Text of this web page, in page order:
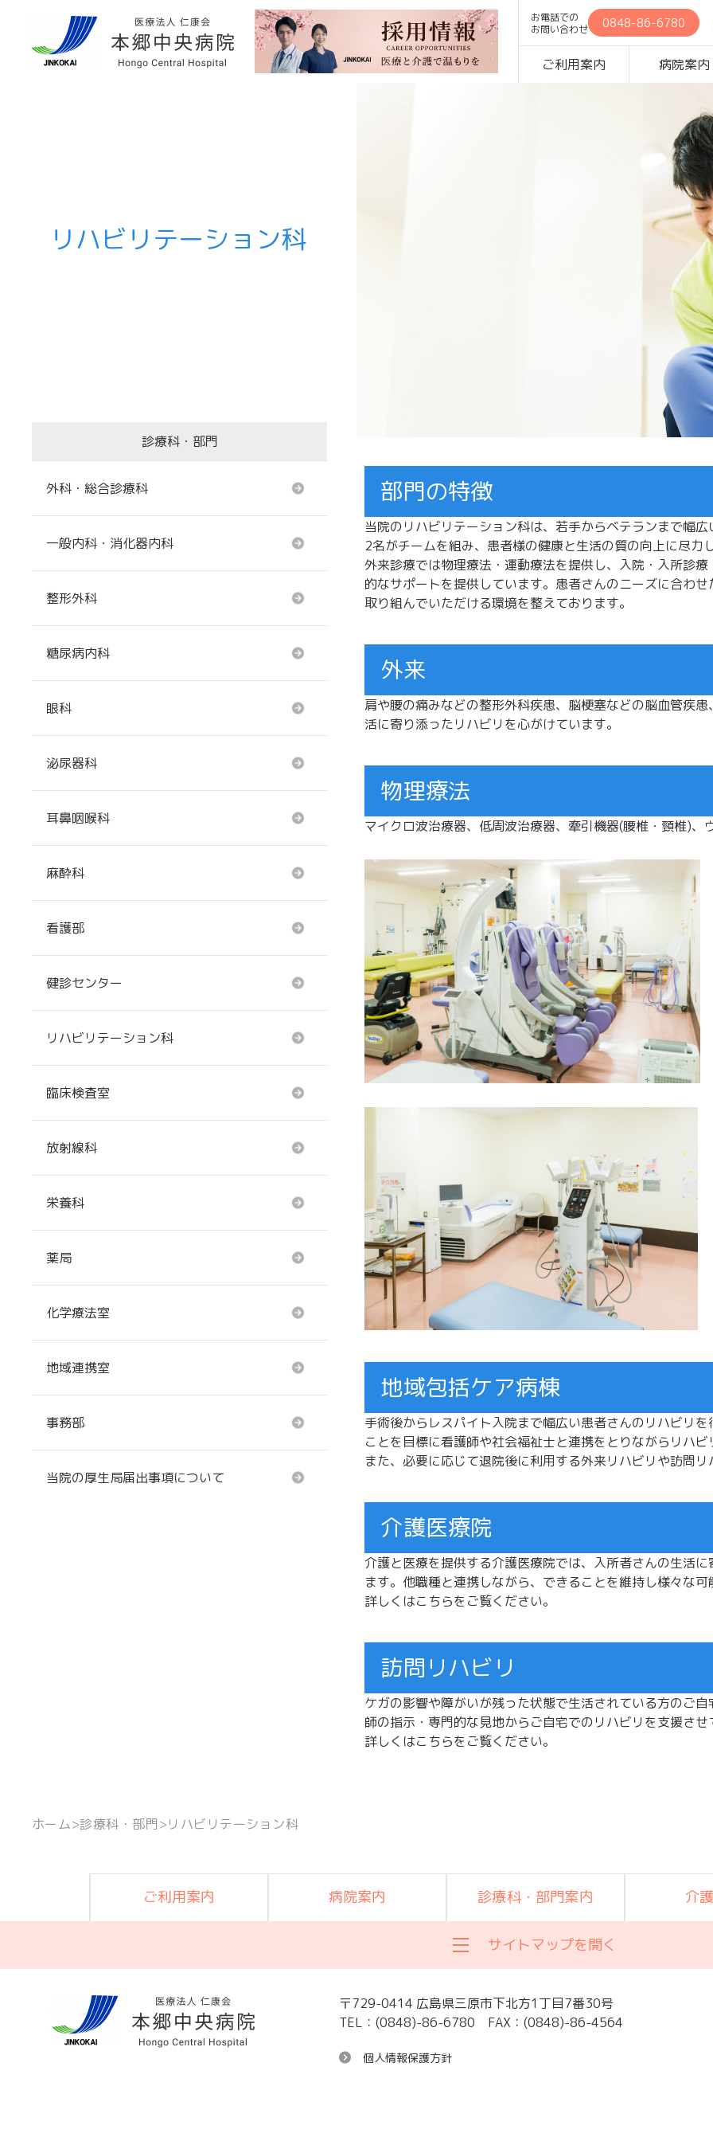
お電話での
お問い合わせ
0848-86-6780
ご利用案内 病院案内
リハビリテーション科
診療科・部門
外科・総合診療科
一般内科・消化器内科
整形外科
糖尿病内科
眼科
泌尿器科
耳鼻咽喉科
麻酔科
看護部
健診センター
リハビリテーション科
臨床検査室
放射線科
栄養科
薬局
化学療法室
地域連携室
事務部
当院の厚生局届出事項について
部門の特徴
当院のリハビリテーション科は、若手からベテランまで幅
2名がチームを組み、患者様の健康と生活の質の向上に尽力
外来診療では物理療法・運動療法を提供し、入院・入所診
的なサポートを提供しています。患者さんのニーズに合わ
取り組んでいただける環境を整えております。
外来
肩や腰の痛みなどの整形外科疾患、脳梗塞などの脳血管疾
活に寄り添ったリハビリを心がけています。
物理療法
マイクロ波治療器、低周波治療器、牽引機器(腰椎・頸椎)、
地域包括ケア病棟
手術後からレスパイト入院まで幅広い患者さんのリハビリ
ことを目標に看護師や社会福祉士と連携をとりながらリハビ
また、必要に応じて退院後に利用する外来リハビリや訪問
介護医療院
介護と医療を提供する介護医療院では、入所者さんの生活
ます。他職種と連携しながら、できることを維持し様々な可
詳しくはこちらをご覧ください。
訪問リハビリ
ケガの影響や障がいが残った状態で生活されている方のご
師の指示・専門的な見地からご自宅でのリハビリを支援させ
詳しくはこちらをご覧ください。
ホーム>診療科・部門>リハビリテーション科
ご利用案内 病院案内 診療科・部門案内 介
サイトマップを開く
〒729-0414 広島県三原市下北方1丁目7番30号
TEL：(0848)-86-6780 FAX：(0848)-86-4564
個人情報保護方針